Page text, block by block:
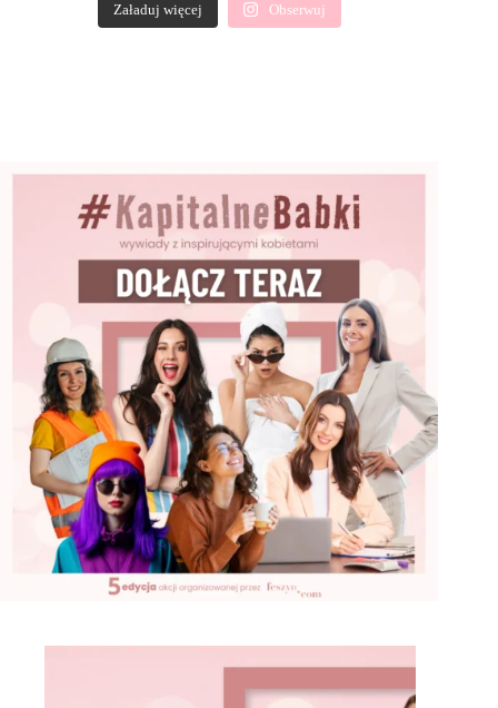
Załaduj więcej Obserwuj